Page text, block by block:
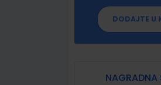
DODAJTE U
NAGRADNA